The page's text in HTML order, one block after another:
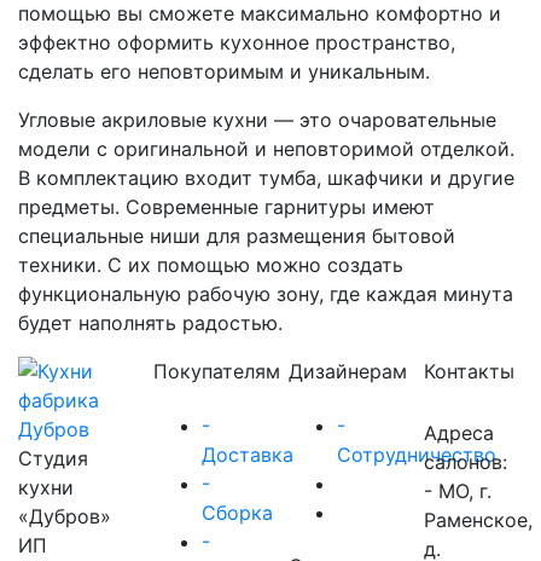
помощью вы сможете максимально комфортно и
эффектно оформить кухонное пространство,
сделать его неповторимым и уникальным.
Угловые акриловые кухни — это очаровательные
модели с оригинальной и неповторимой отделкой.
В комплектацию входит тумба, шкафчики и другие
предметы. Современные гарнитуры имеют
специальные ниши для размещения бытовой
техники. С их помощью можно создать
функциональную рабочую зону, где каждая минута
будет наполнять радостью.
Студия
кухни
«Дубров»
ИП
Покупателям
-
Доставка
-
Сборка
-
Дизайнерам
-
Сотрудничество
Контакты
Адреса
салонов:
- МО, г.
Раменское,
д.